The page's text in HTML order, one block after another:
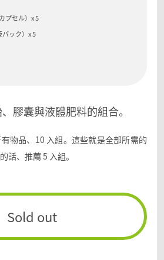
プセル）x 5
ック）x 5
膠囊與液體肥料的組合。
物品、10 入組。 這些就是全部所需的
話、推薦 5 入組。
Sold out